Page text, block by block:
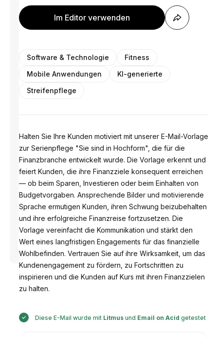
von
Anastasiia
Im Editor verwenden
Software & Technologie
Fitness
Mobile Anwendungen
KI-generierte
Streifenpflege
Halten Sie Ihre Kunden motiviert mit unserer E-Mail-Vorlage
zur Serienpflege "Sie sind in Hochform", die für die
Finanzbranche entwickelt wurde. Die Vorlage erkennt und
feiert Kunden, die ihre Finanzziele konsequent erreichen
— ob beim Sparen, Investieren oder beim Einhalten von
Budgetvorgaben. Ansprechende Bilder und motivierende
Sprache ermutigen Kunden, ihren Schwung beizubehalten
und ihre erfolgreiche Finanzreise fortzusetzen. Die
Vorlage vereinfacht die Kommunikation und stärkt den
Wert eines langfristigen Engagements für das finanzielle
Wohlbefinden. Vertrauen Sie auf ihre Wirksamkeit, um das
Kundenengagement zu fördern, zu Fortschritten zu
inspirieren und die Kunden auf Kurs mit ihren Finanzzielen
zu halten.
Diese E-Mail wurde mit Litmus und Email on Acid getestet